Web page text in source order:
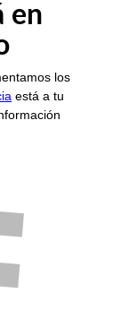
en
los
está a tu